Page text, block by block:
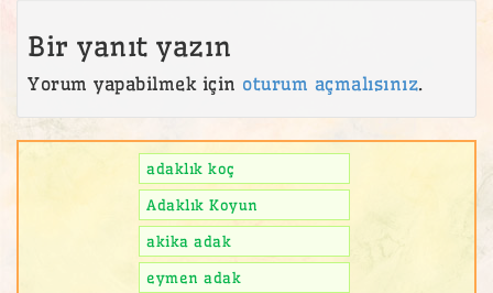
Bir yanıt yazın
Yorum yapabilmek için oturum açmalısınız.
adaklık koç
Adaklık Koyun
akika adak
eymen adak